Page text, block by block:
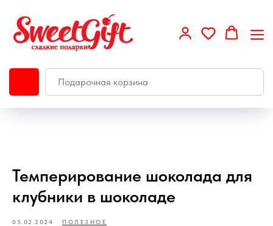
Темперирование шоколада для
клубники в шоколаде
05.02.2024 ПОЛЕЗНОЕ